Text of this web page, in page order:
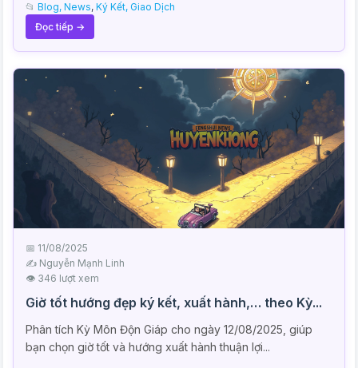
📂 Blog, News, Ký Kết, Giao Dịch
Đọc tiếp →
📅 11/08/2025
✍️ Nguyễn Mạnh Linh
👁 346 lượt xem
Giờ tốt hướng đẹp ký kết, xuất hành,… theo Kỳ...
Phân tích Kỳ Môn Độn Giáp cho ngày 12/08/2025, giúp
bạn chọn giờ tốt và hướng xuất hành thuận lợi...